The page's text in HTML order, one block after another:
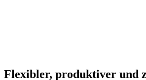
Flexibler, produktiver und